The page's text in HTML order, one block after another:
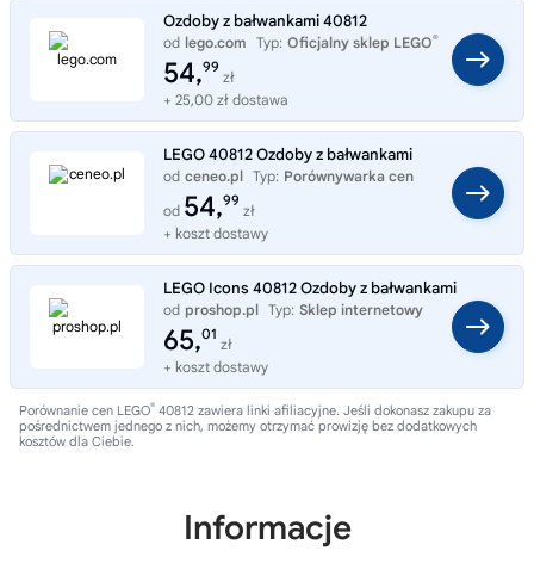
Ozdoby z bałwankami 40812
od lego.com Typ: Oficjalny sklep LEGO®
54,99
zł
+ 25,00 zł dostawa
LEGO 40812 Ozdoby z bałwankami
od ceneo.pl Typ: Porównywarka cen
od 54,99
zł
+ koszt dostawy
LEGO Icons 40812 Ozdoby z bałwankami
od proshop.pl Typ: Sklep internetowy
65,01
zł
+ koszt dostawy
Porównanie cen LEGO® 40812 zawiera linki afiliacyjne. Jeśli dokonasz zakupu za
pośrednictwem jednego z nich, możemy otrzymać prowizję bez dodatkowych
kosztów dla Ciebie.
Informacje